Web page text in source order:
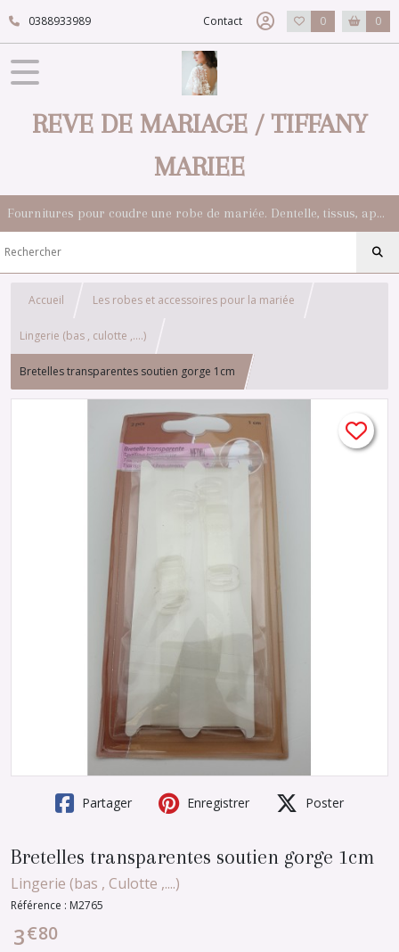
0388933989 Contact 0 0
REVE DE MARIAGE / TIFFANY
MARIEE
Fournitures pour coudre une robe de mariée. Dentelle, tissus, appliqués, galons, boutons. Robes et accessoires pour la mariée.
Accueil Les robes et accessoires pour la mariée
Lingerie (bas , culotte ,....)
Bretelles transparentes soutien gorge 1cm
Partager Enregistrer Poster
Bretelles transparentes soutien gorge 1cm
Lingerie (bas , Culotte ,....)
Référence : M2765
3€80